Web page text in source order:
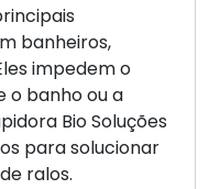
banheiros,
impedem o
o banho ou a
Bio Soluções
para solucionar
ralos.